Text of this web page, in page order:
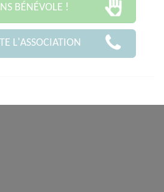
BÉNÉVOLE !
L'ASSOCIATION